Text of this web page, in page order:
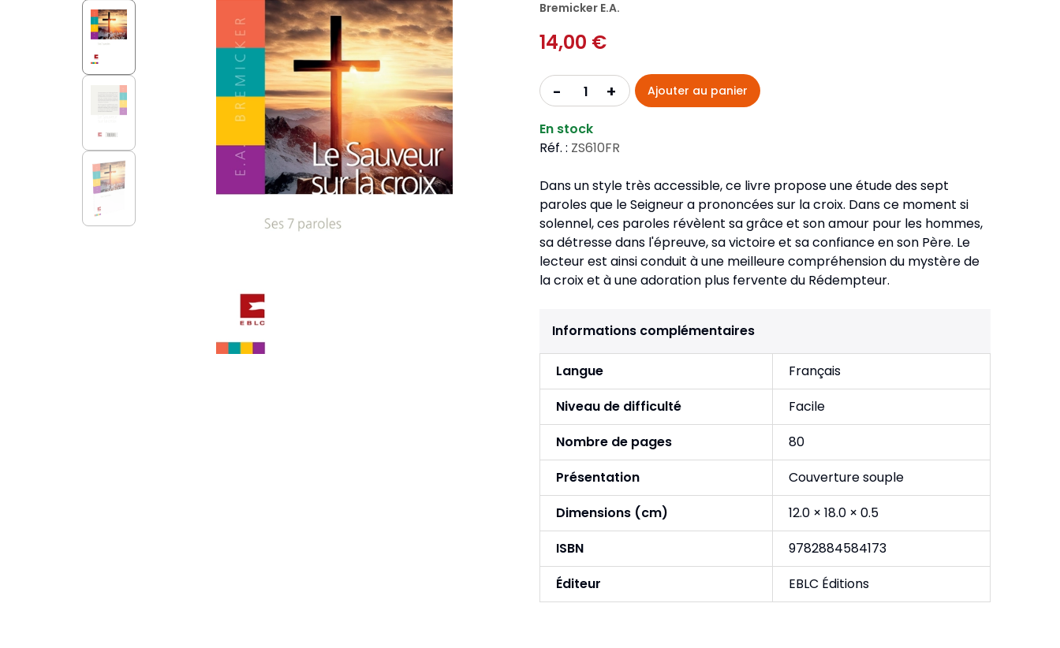
Nouveaux Testaments
Autres extraits
Pour prendre des notes
Langues étrangères
Affiches
Pour la jeunesse
Pour l'Afrique
Langues étrangères
Pour la jeunesse
Langues étrangères
Audio
+ de 15 ans Collection Fanilo
Collection Par la Main
Langues étrangères
Périodiques
Bremicker E.A.
14,00 €
- + Ajouter au panier
En stock
Réf. : ZS610FR
Dans un style très accessible, ce livre propose une étude des sept
paroles que le Seigneur a prononcées sur la croix. Dans ce moment si
solennel, ces paroles révèlent sa grâce et son amour pour les hommes,
sa détresse dans l'épreuve, sa victoire et sa confiance en son Père. Le
lecteur est ainsi conduit à une meilleure compréhension du mystère de
la croix et à une adoration plus fervente du Rédempteur.
Informations complémentaires
Langue
Français
Niveau de difficulté
Facile
Nombre de pages
80
Présentation
Couverture souple
Dimensions (cm)
12.0 × 18.0 × 0.5
ISBN
9782884584173
Éditeur
EBLC Éditions